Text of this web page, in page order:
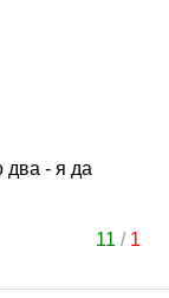
два - я да
11 / 1